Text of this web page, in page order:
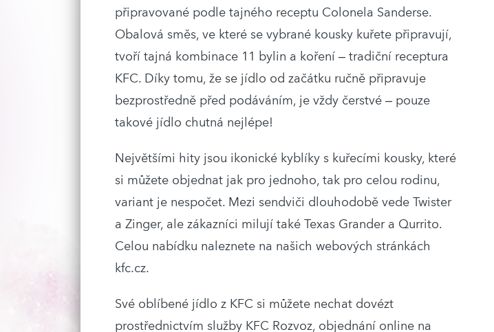
připravované podle tajného receptu Colonela Sanderse.
Obalová směs, ve které se vybrané kousky kuřete připravují,
tvoří tajná kombinace 11 bylin a koření – tradiční receptura
KFC. Díky tomu, že se jídlo od začátku ručně připravuje
bezprostředně před podáváním, je vždy čerstvé – pouze
takové jídlo chutná nejlépe!
Největšími hity jsou ikonické kyblíky s kuřecími kousky, které
si můžete objednat jak pro jednoho, tak pro celou rodinu,
variant je nespočet. Mezi sendviči dlouhodobě vede Twister
a Zinger, ale zákazníci milují také Texas Grander a Qurrito.
Celou nabídku naleznete na našich webových stránkách
kfc.cz.
Své oblíbené jídlo z KFC si můžete nechat dovézt
prostřednictvím služby KFC Rozvoz, objednání online na